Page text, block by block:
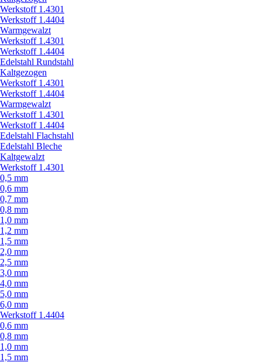
Werkstoff 1.4301
Werkstoff 1.4404
Warmgewalzt
Werkstoff 1.4301
Werkstoff 1.4404
Edelstahl Rundstahl
Kaltgezogen
Werkstoff 1.4301
Werkstoff 1.4404
Warmgewalzt
Werkstoff 1.4301
Werkstoff 1.4404
Edelstahl Flachstahl
Edelstahl Bleche
Kaltgewalzt
Werkstoff 1.4301
0,5 mm
0,6 mm
0,7 mm
0,8 mm
1,0 mm
1,2 mm
1,5 mm
2,0 mm
2,5 mm
3,0 mm
4,0 mm
5,0 mm
6,0 mm
Werkstoff 1.4404
0,6 mm
0,8 mm
1,0 mm
1,5 mm